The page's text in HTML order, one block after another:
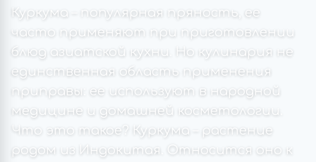
Куркума – популярная пряность, ее
часто применяют при приготовлении
блюд азиатской кухни. Но кулинария не
единственная область применения
приправы: ее используют в народной
медицине и домашней косметологии.
Что это такое? Куркума – растение
родом из Индокитая. Относится оно к